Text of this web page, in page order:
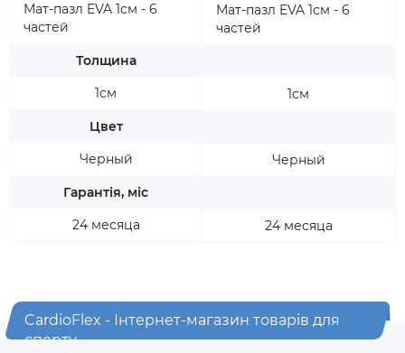
Мат-пазл EVA 1см - 6
частей
Толщина
1см
Цвет
Черный
Гарантія, міс
24 месяца
Мат-пазл EVA 1см - 6
частей
1см
Черный
24 месяца
CardioFlex - Інтернет-магазин товарів для
спорту